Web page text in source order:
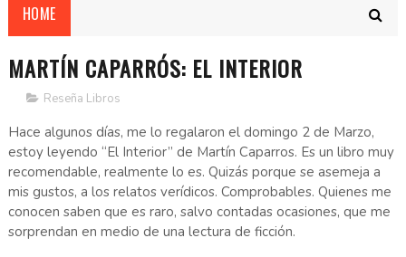
HOME
MARTÍN CAPARRÓS: EL INTERIOR
Reseña Libros
Hace algunos días, me lo regalaron el domingo 2 de Marzo,
estoy leyendo “El Interior” de Martín Caparros. Es un libro muy
recomendable, realmente lo es. Quizás porque se asemeja a
mis gustos, a los relatos verídicos. Comprobables. Quienes me
conocen saben que es raro, salvo contadas ocasiones, que me
sorprendan en medio de una lectura de ficción.